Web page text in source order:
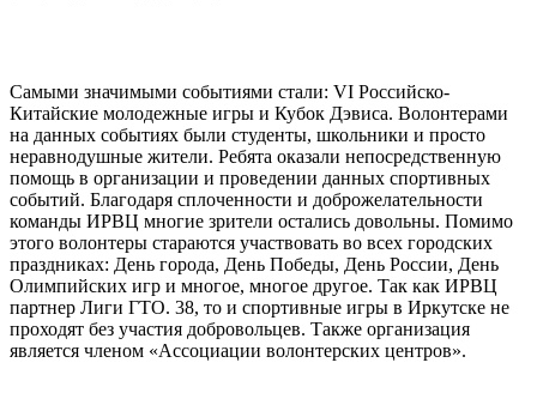
Самыми значимыми событиями стали: VI Российско-
Китайские молодежные игры и Кубок Дэвиса. Волонтерами
на данных событиях были студенты, школьники и просто
неравнодушные жители. Ребята оказали непосредственную
помощь в организации и проведении данных спортивных
событий. Благодаря сплоченности и доброжелательности
команды ИРВЦ многие зрители остались довольны. Помимо
этого волонтеры стараются участвовать во всех городских
праздниках: День города, День Победы, День России, День
Олимпийских игр и многое, многое другое. Так как ИРВЦ
партнер Лиги ГТО. 38, то и спортивные игры в Иркутске не
проходят без участия добровольцев. Также организация
является членом «Ассоциации волонтерских центров».